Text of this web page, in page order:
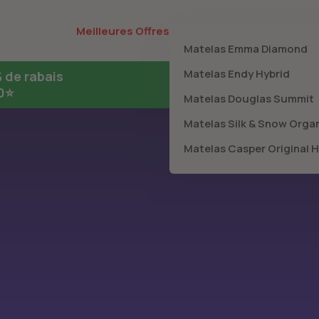
Meilleures Offres
Matelas Emma Diamond
Matelas Endy Hybrid
Matelas Douglas Summit
Matelas Silk & Snow
Matelas Casper Original
de rabais